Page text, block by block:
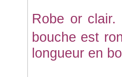
Robe or
bouche est
longueur en